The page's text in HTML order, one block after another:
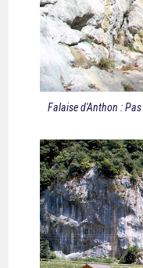
Falaise d'Anthon :